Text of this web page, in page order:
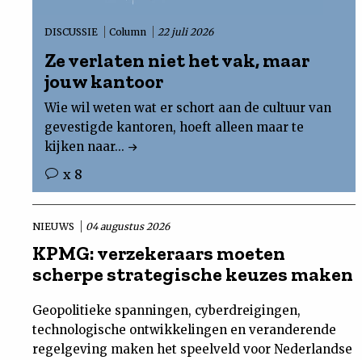
DISCUSSIE Column 22 juli 2026
Ze verlaten niet het vak, maar
jouw kantoor
Wie wil weten wat er schort aan de cultuur van
gevestigde kantoren, hoeft alleen maar te
kijken naar...
x 8
NIEUWS 04 augustus 2026
KPMG: verzekeraars moeten
scherpe strategische keuzes maken
Geopolitieke spanningen, cyberdreigingen,
technologische ontwikkelingen en veranderende
regelgeving maken het speelveld voor Nederlandse